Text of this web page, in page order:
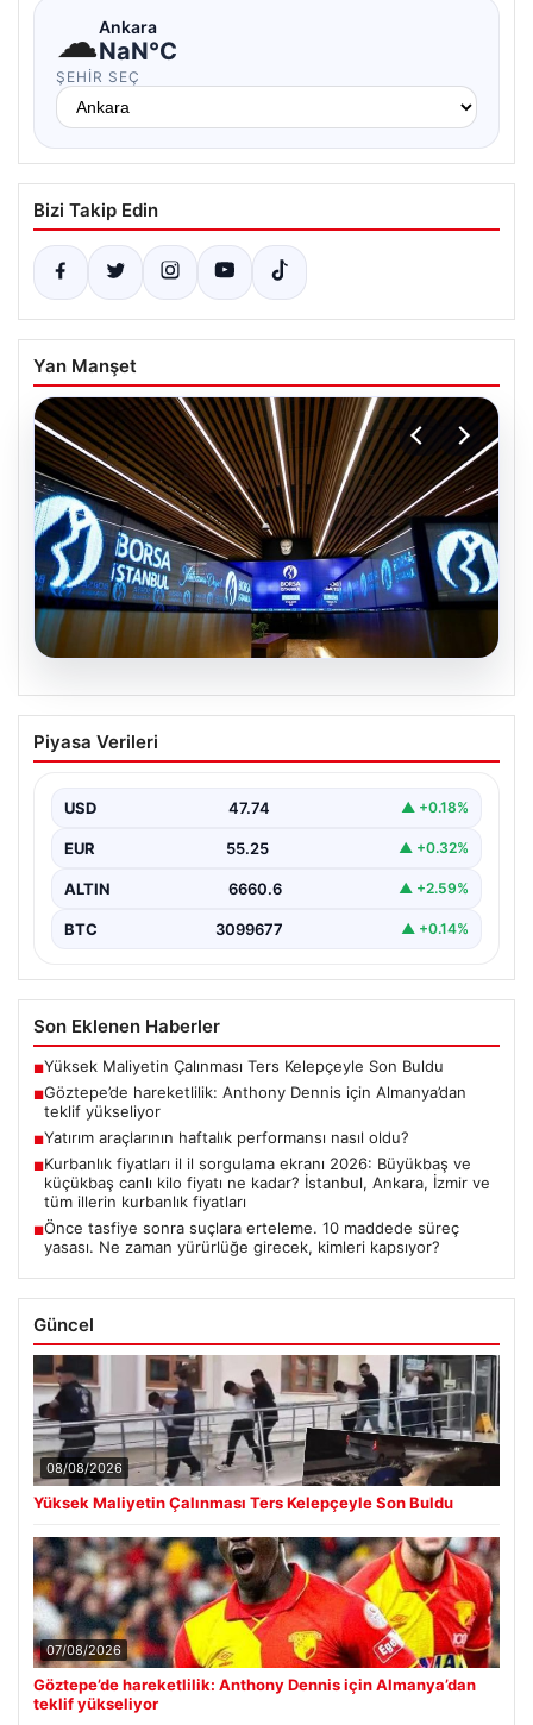
☁Ankara
NaN°C
ŞEHIR SEÇ
Bizi Takip Edin
Yan Manşet
Yatırım araçlarının haftalık performansı
nasıl oldu?
Piyasa Verileri
USD 47.74 ▲ +0.18%
EUR 55.25 ▲ +0.32%
ALTIN 6660.6 ▲ +2.59%
BTC 3099677 ▲ +0.14%
Son Eklenen Haberler
■Yüksek Maliyetin Çalınması Ters Kelepçeyle Son Buldu
■Göztepe’de hareketlilik: Anthony Dennis için Almanya’dan
teklif yükseliyor
■Yatırım araçlarının haftalık performansı nasıl oldu?
■Kurbanlık fiyatları il il sorgulama ekranı 2026: Büyükbaş ve
küçükbaş canlı kilo fiyatı ne kadar? İstanbul, Ankara, İzmir ve
tüm illerin kurbanlık fiyatları
■Önce tasfiye sonra suçlara erteleme. 10 maddede süreç
yasası. Ne zaman yürürlüğe girecek, kimleri kapsıyor?
Güncel
08/08/2026
Yüksek Maliyetin Çalınması Ters Kelepçeyle Son Buldu
07/08/2026
Göztepe’de hareketlilik: Anthony Dennis için Almanya’dan
teklif yükseliyor